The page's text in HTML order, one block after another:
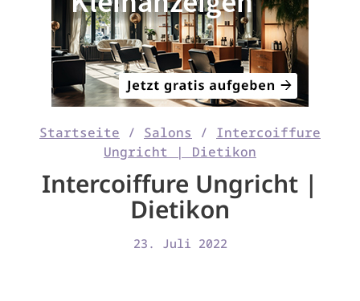
Startseite / Salons / Intercoiffure
Ungricht | Dietikon
Intercoiffure Ungricht |
Dietikon
23. Juli 2022